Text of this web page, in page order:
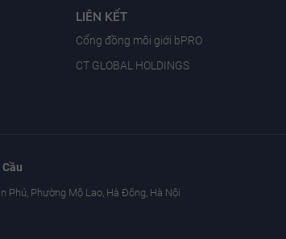
LIÊN KẾT
Cổng đồng môi giới bPRO
CT GLOBAL HOLDINGS
Phú, Phường Mộ Lao, Hà Đông, Hà Nội